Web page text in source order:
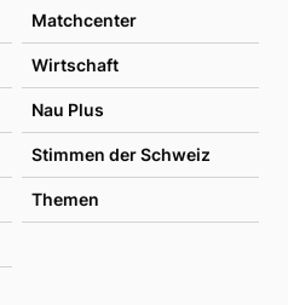
Matchcenter
Wirtschaft
Nau Plus
Stimmen der Schweiz
Themen